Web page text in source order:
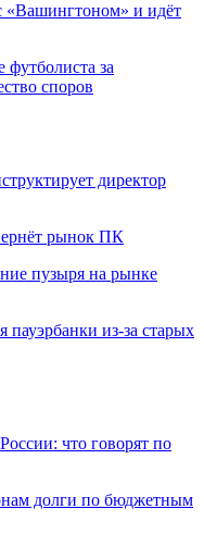
«Вашингтоном» и идёт
за
споров
директор
рынок ПК
пузыря на рынке
пауэрбанки из-за старых
что говорят по
долги по бюджетным